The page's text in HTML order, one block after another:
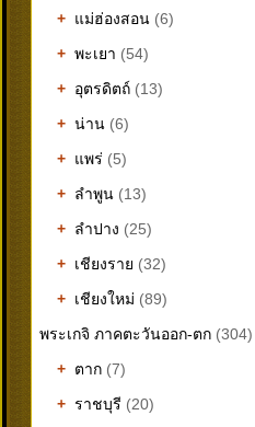
+ แม่ฮ่องสอน (6)
+ พะเยา (54)
+ อุตรดิตถ์ (13)
+ น่าน (6)
+ แพร่ (5)
+ ลำพูน (13)
+ ลำปาง (25)
+ เชียงราย (32)
+ เชียงใหม่ (89)
พระเกจิ ภาคตะวันออก-ตก (304)
+ ตาก (7)
+ ราชบุรี (20)